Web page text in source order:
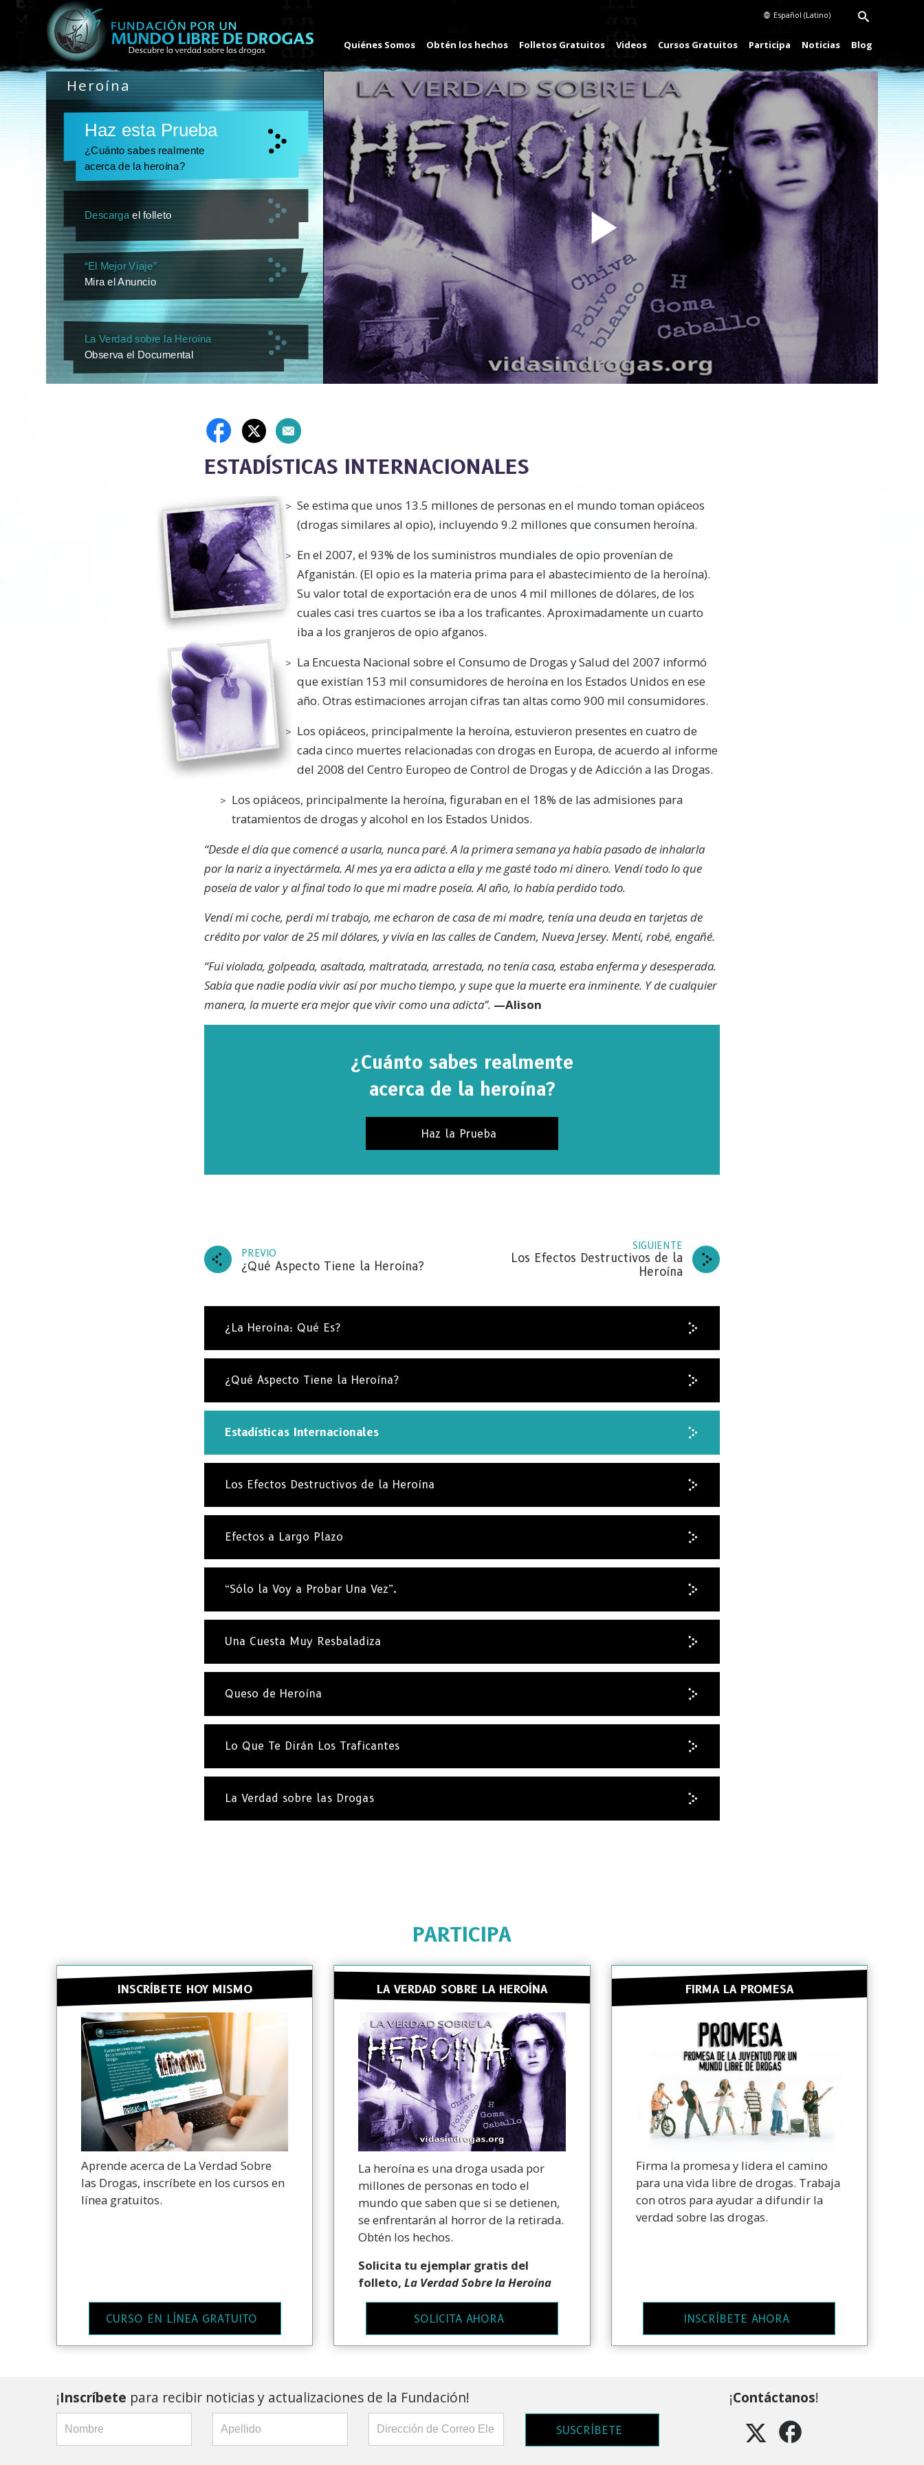
Español (Latino)
Quiénes Somos Obtén los hechos Folletos Gratuitos Videos Cursos Gratuitos Participa Noticias Blog
Play
Video
Heroína
Haz esta Prueba
¿Cuánto sabes realmente
acerca de la heroína?
Descarga el folleto
“El Mejor Viaje”
Mira el Anuncio
La Verdad sobre la Heroína
Observa el Documental
ESTADÍSTICAS INTERNACIONALES
Se estima que unos 13.5 millones de personas en el mundo toman opiáceos
(drogas similares al opio), incluyendo 9.2 millones que consumen heroína.
En el 2007, el 93% de los suministros mundiales de opio provenían de
Afganistán. (El opio es la materia prima para el abastecimiento de la heroína).
Su valor total de exportación era de unos 4 mil millones de dólares, de los
cuales casi tres cuartos se iba a los traficantes. Aproximadamente un cuarto
iba a los granjeros de opio afganos.
La Encuesta Nacional sobre el Consumo de Drogas y Salud del 2007 informó
que existían 153 mil consumidores de heroína en los Estados Unidos en ese
año. Otras estimaciones arrojan cifras tan altas como 900 mil consumidores.
Los opiáceos, principalmente la heroína, estuvieron presentes en cuatro de
cada cinco muertes relacionadas con drogas en Europa, de acuerdo al informe
del 2008 del Centro Europeo de Control de Drogas y de Adicción a las Drogas.
Los opiáceos, principalmente la heroína, figuraban en el 18% de las admisiones para
tratamientos de drogas y alcohol en los Estados Unidos.
“Desde el día que comencé a usarla, nunca paré. A la primera semana ya había pasado de inhalarla
por la nariz a inyectármela. Al mes ya era adicta a ella y me gasté todo mi dinero. Vendí todo lo que
poseía de valor y al final todo lo que mi madre poseía. Al año, lo había perdido todo.
Vendí mi coche, perdí mi trabajo, me echaron de casa de mi madre, tenía una deuda en tarjetas de
crédito por valor de 25 mil dólares, y vivía en las calles de Candem, Nueva Jersey. Mentí, robé, engañé.
“Fui violada, golpeada, asaltada, maltratada, arrestada, no tenía casa, estaba enferma y desesperada.
Sabía que nadie podía vivir así por mucho tiempo, y supe que la muerte era inminente. Y de cualquier
manera, la muerte era mejor que vivir como una adicta”. —Alison
¿Cuánto sabes realmente
acerca de la heroína?
Haz la Prueba
PREVIO
¿Qué Aspecto Tiene la Heroína?
SIGUIENTE
Los Efectos Destructivos de la
Heroína
¿La Heroína: Qué Es?
¿Qué Aspecto Tiene la Heroína?
Estadísticas Internacionales
Los Efectos Destructivos de la Heroína
Efectos a Largo Plazo
“Sólo la Voy a Probar Una Vez”.
Una Cuesta Muy Resbaladiza
Queso de Heroína
Lo Que Te Dirán Los Traficantes
La Verdad sobre las Drogas
PARTICIPA
INSCRÍBETE HOY MISMO
Aprende acerca de La Verdad Sobre
las Drogas, inscríbete en los cursos en
línea gratuitos.
CURSO EN LÍNEA GRATUITO
LA VERDAD SOBRE LA HEROÍNA
La heroína es una droga usada por
millones de personas en todo el
mundo que saben que si se detienen,
se enfrentarán al horror de la retirada.
Obtén los hechos.
Solicita tu ejemplar gratis del
folleto,La Verdad Sobre la Heroína
SOLICITA AHORA
FIRMA LA PROMESA
Firma la promesa y lidera el camino
para una vida libre de drogas. Trabaja
con otros para ayudar a difundir la
verdad sobre las drogas.
INSCRÍBETE AHORA
ENCONTRAR FORMAS DE AYUDAR
Suscríbete aNoticias de La Verdad Sobre las Drogasy recibe
nuestras noticias más recientes y actualizaciones en tu bandeja de
¡Inscríbete para recibir noticias y actualizaciones de la Fundación!
SUSCRÍBETE
¡Contáctanos!